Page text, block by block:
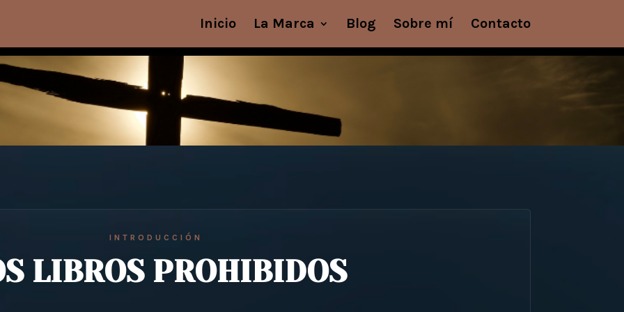
Inicio La Marca Blog Sobre mí Contacto
INTRODUCCIÓN
LIBROS PROHIBIDOS